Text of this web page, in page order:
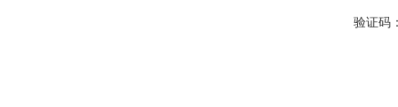
验证码